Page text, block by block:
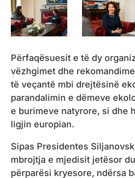
Përfaqësuesit e të dy
vëzhgimet dhe
të veçantë mbi drejtësinë
parandalimin e dëmeve
e burimeve natyrore, si dhe
ligjin europian.
Sipas Presidentes
mbrojtja e mjedisit jetësor
përparësi kryesore, ndërsa